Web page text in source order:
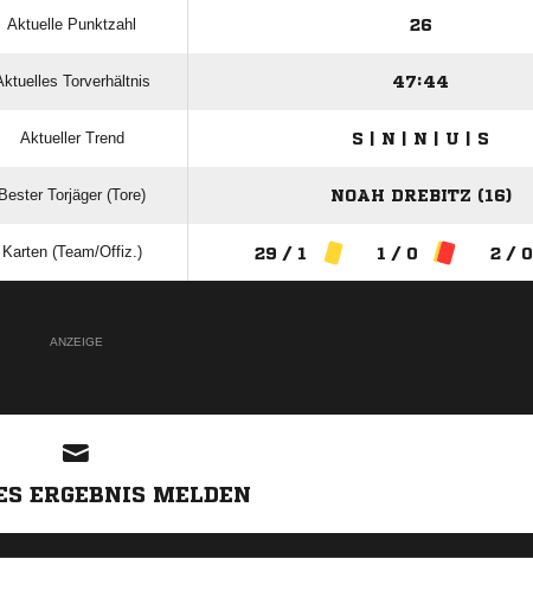
Aktuelle Punktzahl 26
Torverhältnis 47:44
Aktueller Trend S | N | N | U | S
Bester Torjäger (Tore) NOAH DREBITZ (16)
Karten (Team/Offiz.) 29 / 1 1 / 0 2 / 0
ANZEIGE
ERGEBNIS MELDEN